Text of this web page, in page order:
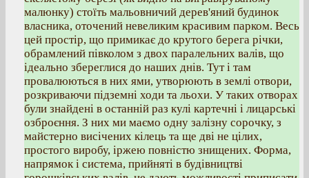
малюнку) стоїть мальовничий дерев'яний будинок
власника, оточений невеликим красивим парком. Весь
цей простір, що примикає до крутого берега річки,
обрамлений півколом з двох паралельних валів, що
ідеально збереглися до наших днів. Тут і там
провалюються в них ями, утворюють в землі отвори,
розкриваючи підземні ходи та льохи. У таких отворах
були знайдені в останній раз кулі картечні і лицарські
озброєння. З них ми маємо одну залізну сорочку, з
майстерно висічених кілець та ще дві не цілих,
простого виробу, іржею повністю знищених. Форма,
напрямок і система, прийняті в будівництві